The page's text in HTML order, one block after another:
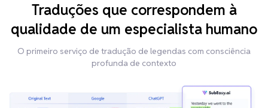
Traduções que correspondem à
qualidade de um especialista humano
O primeiro serviço de tradução de legendas com consciência
profunda de contexto